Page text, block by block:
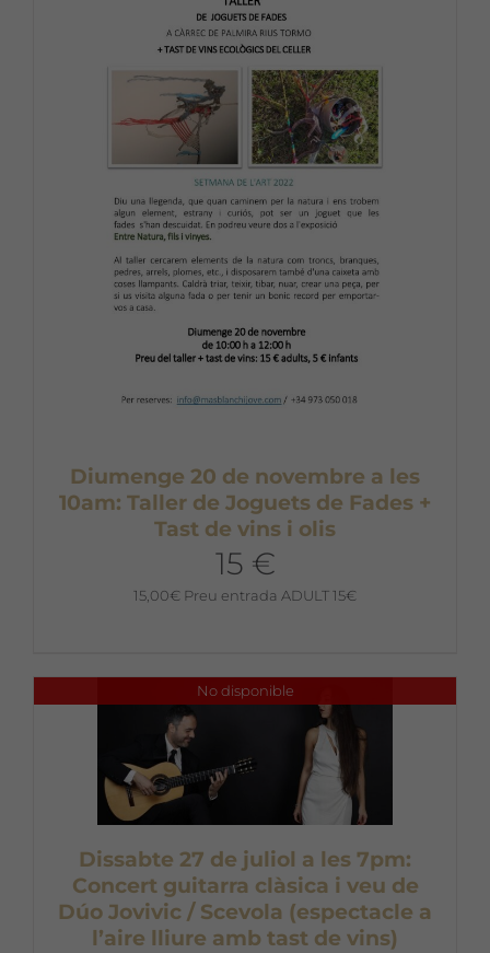
Diumenge 20 de novembre a les
10am: Taller de Joguets de Fades +
Tast de vins i olis
15 €
15,00€ Preu entrada ADULT 15€
No disponible
Dissabte 27 de juliol a les 7pm:
Concert guitarra clàsica i veu de
Dúo Jovivic / Scevola (espectacle a
l’aire lliure amb tast de vins)